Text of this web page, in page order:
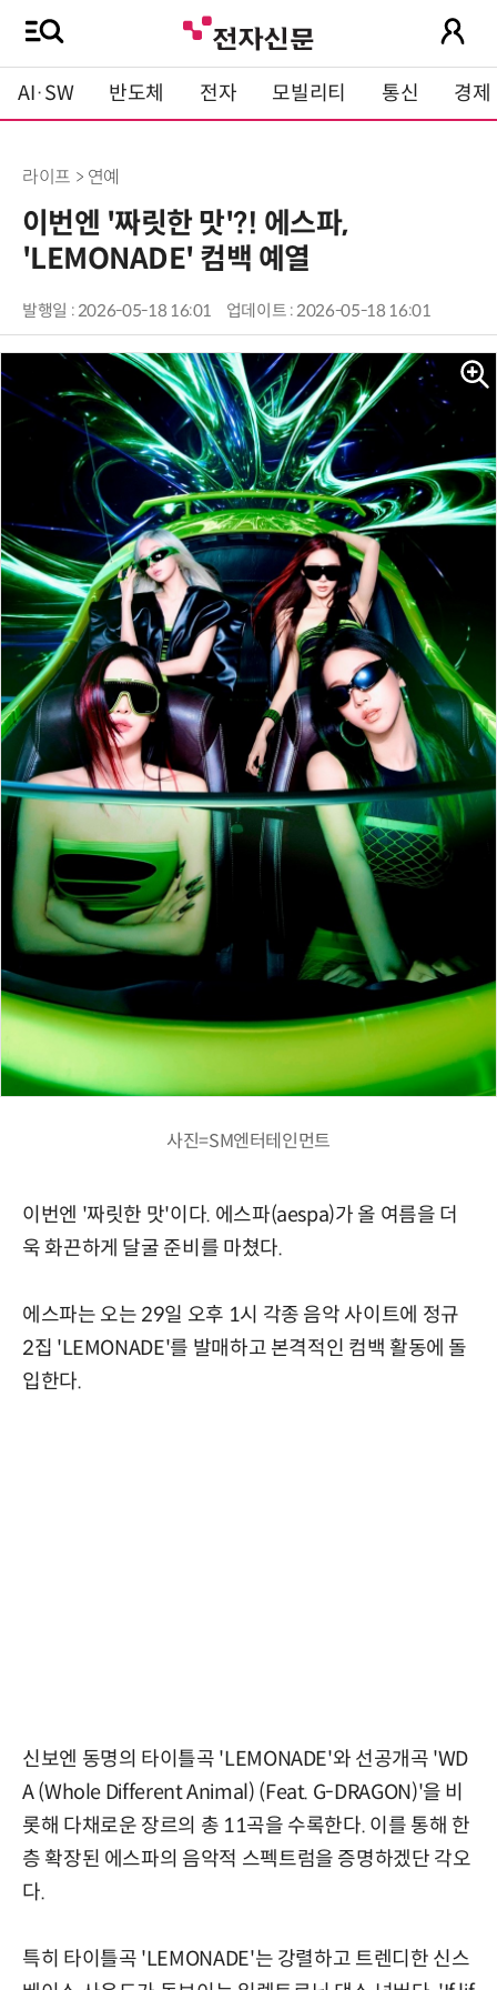
AI·SW 반도체 전자 모빌리티 통신 경제
라이프 > 연예
이번엔 '짜릿한 맛'?! 에스파,
'LEMONADE' 컴백 예열
발행일 : 2026-05-18 16:01 업데이트 : 2026-05-18 16:01
사진=SM엔터테인먼트
이번엔 '짜릿한 맛'이다. 에스파(aespa)가 올 여름을 더
욱 화끈하게 달굴 준비를 마쳤다.
에스파는 오는 29일 오후 1시 각종 음악 사이트에 정규
2집 'LEMONADE'를 발매하고 본격적인 컴백 활동에 돌
입한다.
신보엔 동명의 타이틀곡 'LEMONADE'와 선공개곡 'WD
A (Whole Different Animal) (Feat. G-DRAGON)'을 비
롯해 다채로운 장르의 총 11곡을 수록한다. 이를 통해 한
층 확장된 에스파의 음악적 스펙트럼을 증명하겠단 각오
다.
특히 타이틀곡 'LEMONADE'는 강렬하고 트렌디한 신스